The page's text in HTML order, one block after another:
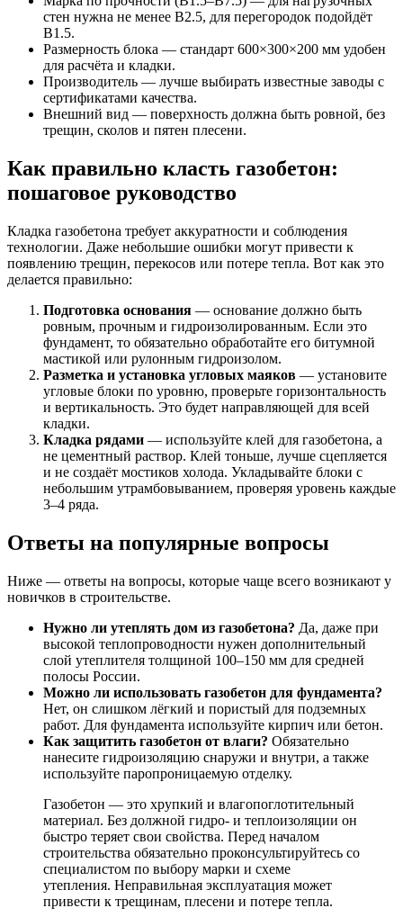
стен нужна не менее B2.5, для перегородок подойдёт
B1.5.
Размерность блока — стандарт 600×300×200 мм удобен
для расчёта и кладки.
Производитель — лучше выбирать известные заводы с
сертификатами качества.
Внешний вид — поверхность должна быть ровной, без
трещин, сколов и пятен плесени.
Как правильно класть газобетон:
пошаговое руководство
Кладка газобетона требует аккуратности и соблюдения
технологии. Даже небольшие ошибки могут привести к
появлению трещин, перекосов или потере тепла. Вот как это
делается правильно:
Подготовка основания — основание должно быть
ровным, прочным и гидроизолированным. Если это
фундамент, то обязательно обработайте его битумной
мастикой или рулонным гидроизолом.
Разметка и установка угловых маяков — установите
угловые блоки по уровню, проверьте горизонтальность
и вертикальность. Это будет направляющей для всей
кладки.
Кладка рядами — используйте клей для газобетона, а
не цементный раствор. Клей тоньше, лучше сцепляется
и не создаёт мостиков холода. Укладывайте блоки с
небольшим утрамбовыванием, проверяя уровень каждые
3–4 ряда.
Ответы на популярные вопросы
Ниже — ответы на вопросы, которые чаще всего возникают у
новичков в строительстве.
Нужно ли утеплять дом из газобетона? Да, даже при
высокой теплопроводности нужен дополнительный
слой утеплителя толщиной 100–150 мм для средней
полосы России.
Можно ли использовать газобетон для фундамента?
Нет, он слишком лёгкий и пористый для подземных
работ. Для фундамента используйте кирпич или бетон.
Как защитить газобетон от влаги? Обязательно
нанесите гидроизоляцию снаружи и внутри, а также
используйте паропроницаемую отделку.
Газобетон — это хрупкий и влагопоглотительный
материал. Без должной гидро- и теплоизоляции он
быстро теряет свои свойства. Перед началом
строительства обязательно проконсультируйтесь со
специалистом по выбору марки и схеме
утепления. Неправильная эксплуатация может
привести к трещинам, плесени и потере тепла.